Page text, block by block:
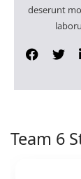
deserunt
Team 6